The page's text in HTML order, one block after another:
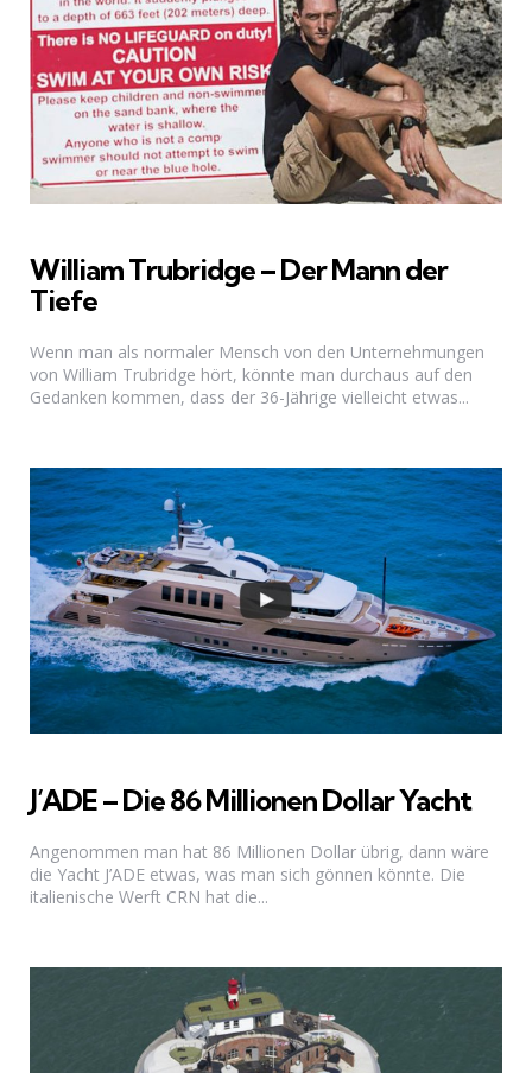
William Trubridge – Der Mann der
Tiefe
Wenn man als normaler Mensch von den Unternehmungen
von William Trubridge hört, könnte man durchaus auf den
Gedanken kommen, dass der 36-Jährige vielleicht etwas...
J’ADE – Die 86 Millionen Dollar Yacht
Angenommen man hat 86 Millionen Dollar übrig, dann wäre
die Yacht J’ADE etwas, was man sich gönnen könnte. Die
italienische Werft CRN hat die...